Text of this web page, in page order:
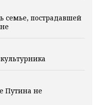
семье, пострадавшей
Путина не